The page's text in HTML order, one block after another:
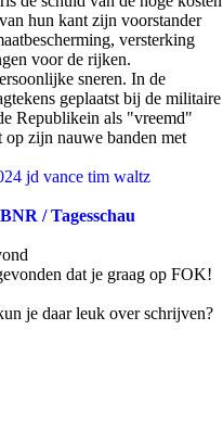
hun kant zijn voorstander
versterking
voor de rijken.
sneren. In de
geplaatst bij de militaire
Republikein als "vreemd"
zijn nauwe banden met
jd vance tim waltz
/ Tagesschau
dat je graag op FOK!
je daar leuk over schrijven?